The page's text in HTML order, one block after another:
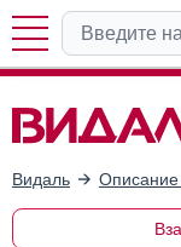
Видаль Описание